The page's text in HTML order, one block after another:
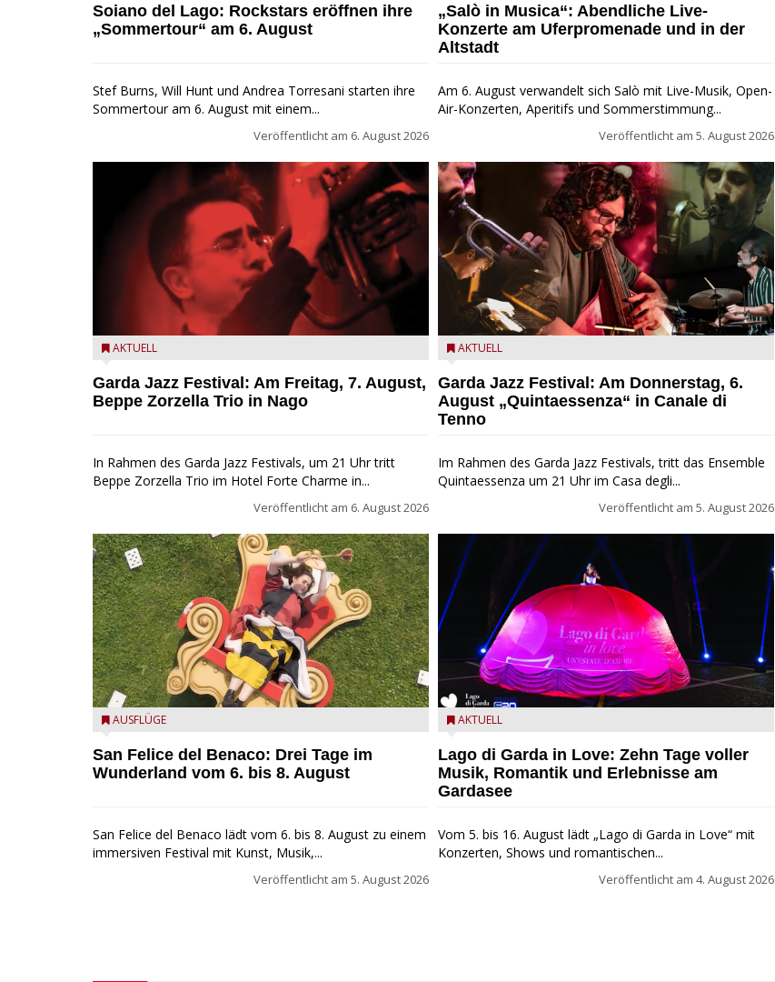
Soiano del Lago: Rockstars eröffnen ihre
„Sommertour“ am 6. August
Stef Burns, Will Hunt und Andrea Torresani starten ihre
Sommertour am 6. August mit einem...
Veröffentlicht am 6. August 2026
Beppe Zorzella Trio zu Gast beim Garda Jazz Festival
AKTUELL
Garda Jazz Festival: Am Freitag, 7. August,
Beppe Zorzella Trio in Nago
In Rahmen des Garda Jazz Festivals, um 21 Uhr tritt
Beppe Zorzella Trio im Hotel Forte Charme in...
Veröffentlicht am 6. August 2026
San Felice del Benaco: Drei Tage im Wunderland
AUSFLÜGE
San Felice del Benaco: Drei Tage im
Wunderland vom 6. bis 8. August
San Felice del Benaco lädt vom 6. bis 8. August zu einem
immersiven Festival mit Kunst, Musik,...
Veröffentlicht am 5. August 2026
„Salò in Musica“: Abendliche Live-
Konzerte am Uferpromenade und in der
Altstadt
Am 6. August verwandelt sich Salò mit Live-Musik, Open-
Air-Konzerten, Aperitifs und Sommerstimmung...
Veröffentlicht am 5. August 2026
Das Ensemble Quintaessenza zu Gast beim Garda Jazz
AKTUELL
Garda Jazz Festival: Am Donnerstag, 6.
August „Quintaessenza“ in Canale di
Tenno
Im Rahmen des Garda Jazz Festivals, tritt das Ensemble
Quintaessenza um 21 Uhr im Casa degli...
Veröffentlicht am 5. August 2026
Lago di Garda in Love
AKTUELL
Lago di Garda in Love: Zehn Tage voller
Musik, Romantik und Erlebnisse am
Gardasee
Vom 5. bis 16. August lädt „Lago di Garda in Love“ mit
Konzerten, Shows und romantischen...
Veröffentlicht am 4. August 2026